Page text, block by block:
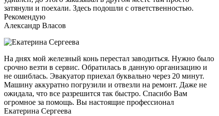
затянули и поехали. Здесь подошли с ответственностью.
Рекомендую
Александр Власов
На днях мой железный конь перестал заводиться. Нужно было
срочно везти в сервис. Обратилась в данную организацию и
не ошиблась. Эвакуатор приехал буквально через 20 минут.
Машину аккуратно погрузили и отвезли на ремонт. Даже не
ожидала, что все разрешится так быстро. Спасибо Вам
огромное за помощь. Вы настоящие профессионал
Екатерина Сергеева